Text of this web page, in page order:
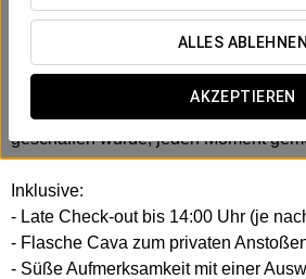
ALLES ABLEHNEN
AKZEPTIEREN
darauf ausgelegt ist, vom Alltag
auf den gemeinsamen Moment zu
Im Exe Gran Hotel Almenar laden wir
und besonderen Aufenthalt zu
geschaffen wurde, jeden Moment
Inklusive:
- Late Check-out bis 14:00 Uhr (je
- Flasche Cava zum privaten
- Süße Aufmerksamkeit mit einer